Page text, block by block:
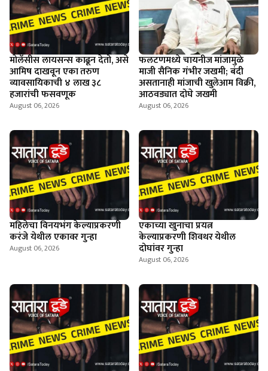
माेलॅसीस लायसन्स काढून देतो, असे
आमिष दाखवून एका तरुण
व्यावसायिकाची ४ लाख ३८
हजारांची फसवणूक
August 06, 2026
फलटणमध्ये चायनीज मांजामुळे
माजी सैनिक गंभीर जखमी; बंदी
असतानाही मांजाची खुलेआम विक्री,
आठवड्यात दोघे जखमी
August 06, 2026
महिलेचा विनयभंग केल्याप्रकरणी
करंजे येथील एकावर गुन्हा
August 06, 2026
एकाच्या खुनाचा प्रयत्न
केल्याप्रकरणी शिवथर येथील
दोघांवर गुन्हा
August 06, 2026